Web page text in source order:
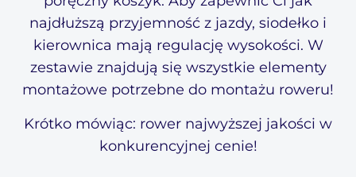
najdłuższą przyjemność z jazdy, siodełko i
kierownica mają regulację wysokości. W
zestawie znajdują się wszystkie elementy
montażowe potrzebne do montażu roweru!
Krótko mówiąc: rower najwyższej jakości w
konkurencyjnej cenie!